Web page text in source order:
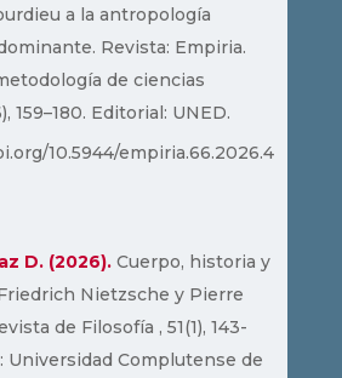
a la antropología
Revista: Empiria.
de ciencias
159–180. Editorial: UNED.
10.5944/empiria.66.2026.4
D. (2026). Cuerpo, historia y
Nietzsche y Pierre
de Filosofía , 51(1), 143-
Universidad Complutense de